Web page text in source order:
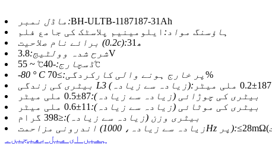
ماڈل نمبر:BH-ULTB-1187187-31Ah
ہاؤسنگ مواد: ایلومینیم پلاسٹک کی جامع فلم
برائے نام صلاحیت (0.2c):
31ھ
شرح شدہ وولٹیج:3.8V
ڈسچارج:-40℃ ~ 55℃
-80 ° C پر خارج ہونے والی کارکردگی: ≥70%
بیٹری کی زندگی L3 (زیادہ سے زیادہ):
187±0.2 ملی میٹر
بیٹری کی چوڑائی (زیادہ سے زیادہ):87±0.5 ملی میٹر
بیٹری کی موٹائی (زیادہ سے زیادہ): 11±0.6 ملی میٹر
بیٹری وزن (زیادہ سے زیادہ):≤398 گرام
اندرونی مزاحمت (زیادہ سے زیادہ، 1000Hz پر):
ہمیں ای میل بھیجیں۔